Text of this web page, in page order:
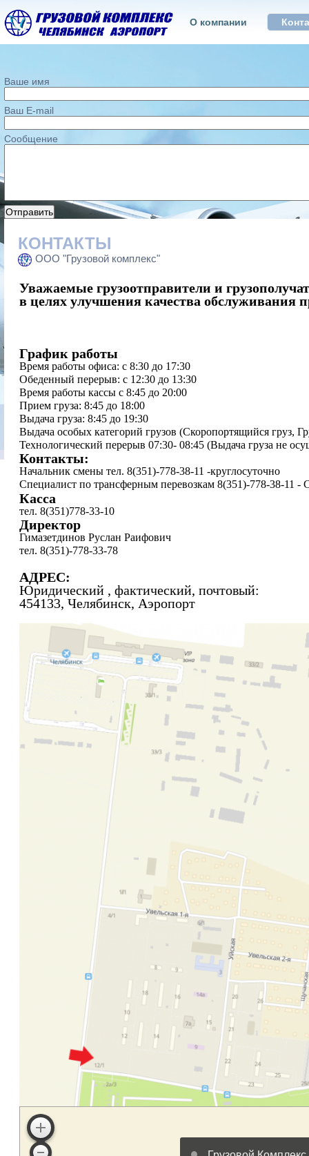
О компании
Ваше имя
Ваш E-mail
Сообщение
КОНТАКТЫ
ООО "Грузовой комплекс"
Уважаемые грузоотправители и
в целях улучшения качества обслуживания
График работы
Время работы офиса: с 8:30 до 17:30
Обеденный перерыв: с 12:30 до 13:30
Время работы кассы с 8:45 до 20:00
Прием груза: 8:45 до 18:00
Выдача груза: 8:45 до 19:30
Выдача особых категорий грузов (Скоропортящийся груз,
Технологический перерыв 07:30- 08:45 (Выдача груза не
Контакты:
Начальник смены тел. 8(351)-778-38-11 -круглосуточно
Специалист по трансферным перевозкам 8(351)-778-38-11 -
Касса
тел. 8(351)778-33-10
Директор
Гимазетдинов Руслан Раифович
тел. 8(351)-778-33-78
АДРЕС:
Юридический , фактический, почтовый:
454133, Челябинск, Аэропорт